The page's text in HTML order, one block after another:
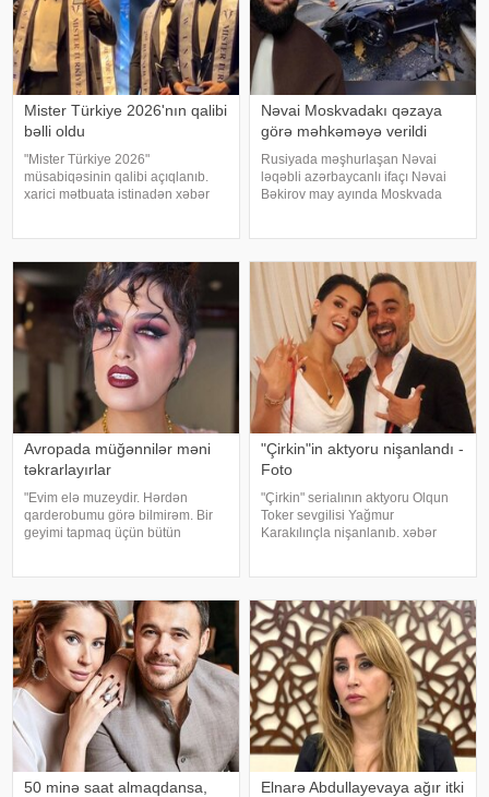
Mister Türkiye 2026'nın qalibi
bəlli oldu
"Mister Türkiye 2026"
müsabiqəsinin qalibi açıqlanıb.
xarici mətbuata istinadən xəbər
Navdar birinci olaraq "Miste
Nəvai Moskvadakı qəzaya
görə məhkəməyə verildi
Rusiyada məşhurlaşan Nəvai
ləqəbli azərbaycanlı ifaçı Nəvai
Bəkirov may ayında Moskvada
görə məhkəməyə verilib. Bu
barədə TASS məlumat yayıb
Avropada müğənnilər məni
təkrarlayırlar
"Evim elə muzeydir. Hərdən
qarderobumu görə bilmirəm. Bir
geyimi tapmaq üçün bütün
bildirir ki, bu sözləri Əməkdar artis
"Çirkin"in aktyoru nişanlandı -
Foto
"Çirkin" serialının aktyoru Olqun
Toker sevgilisi Yağmur
Karakılınçla nişanlanıb. xəbər
Polatoğulları və Mustaf
50 minə saat almaqdansa,
Elnarə Abdullayevaya ağır itki